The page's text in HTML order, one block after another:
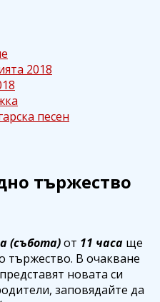
2018
песен
тържество
(събота)от 11 часа ще
тържество. В очакване
новата си
заповядайте да